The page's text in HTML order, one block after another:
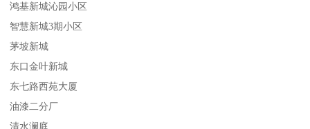
鸿基新城沁园小区
智慧新城3期小区
茅坡新城
东口金叶新城
东七路西苑大厦
油漆二分厂
清水澜庭